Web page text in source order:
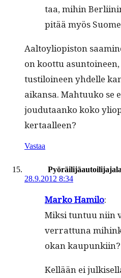
taa, mihin
pitää myös
Aal­toyliopis­ton
on koot­tu
tustiloi­neen yhdelle
aikansa. Mah­tuuko se
joudu­taanko koko
kertaalleen?
Vastaa
28.9.2012 8:34
Marko Hami­lo:
Mik­si tun­tuu niin
ver­rat­tuna
okan kaupunkiin?
Kel­lään ei